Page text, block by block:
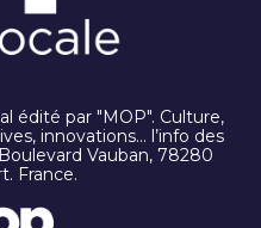
édité par "MOP". Culture,
innovations… l’info des
Vauban, 78280
France.